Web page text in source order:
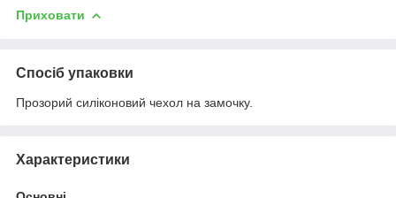
Приховати
Спосіб упаковки
Прозорий силіконовий чехол на замочку.
Характеристики